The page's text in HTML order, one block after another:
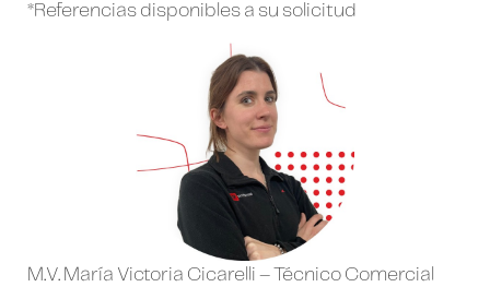
*Referencias disponibles a su solicitud
M.V. María Victoria Cicarelli – Técnico Comercial